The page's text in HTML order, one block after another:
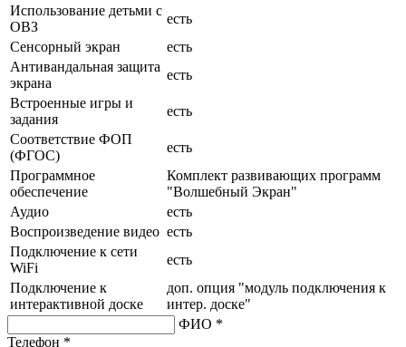
Использование детьми с
ОВЗ
есть
Сенсорный экран
есть
Антивандальная защита
экрана
есть
Встроенные игры и
задания
есть
Соответствие ФОП
(ФГОС)
есть
Программное
обеспечение
Комплект развивающих программ
"Волшебный Экран"
Аудио
есть
Воспроизведение видео есть
Подключение к сети
WiFi
есть
Подключение к
интерактивной доске
доп. опция "модуль подключения к
интер. доске"
ФИО *
Телефон *